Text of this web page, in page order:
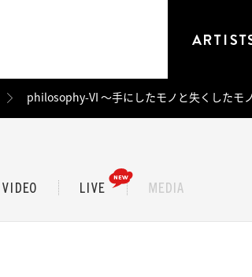
philosophy-VI ～手にしたモノと失くしたモ